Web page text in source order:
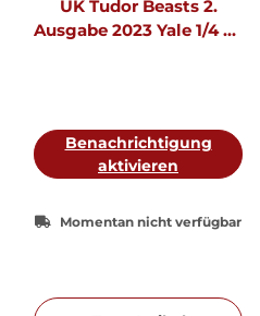
UK Tudor Beasts 2.
Ausgabe 2023 Yale 1/4 oz
Benachrichtigung
aktivieren
Momentan nicht verfügbar